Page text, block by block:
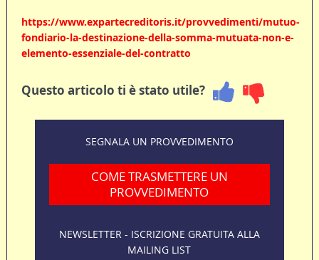
https://www.expartecreditoris.it/provvedimenti/mutuo-
fondiario-la-destinazione-della-somma-mutuata-non-e-
elemento-essenziale-del-contratto
Questo articolo ti è stato utile?
SEGNALA UN PROVVEDIMENTO
COME TRASMETTERE UN
PROVVEDIMENTO
NEWSLETTER - ISCRIZIONE GRATUITA ALLA
MAILING LIST